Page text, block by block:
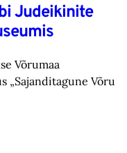
Judeikinite
Võrumaa
„Sajanditagune Võru